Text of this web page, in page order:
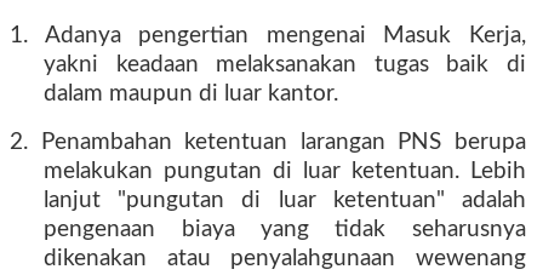
1. Adanya pengertian mengenai Masuk Kerja,
yakni keadaan melaksanakan tugas baik di
dalam maupun di luar kantor.
2. Penambahan ketentuan larangan PNS berupa
melakukan pungutan di luar ketentuan. Lebih
lanjut "pungutan di luar ketentuan" adalah
pengenaan biaya yang tidak seharusnya
dikenakan atau penyalahgunaan wewenang